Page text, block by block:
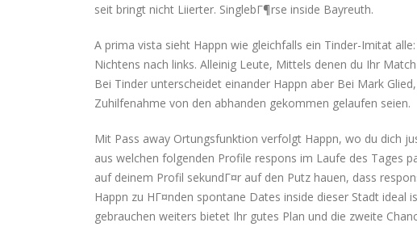
seit bringt nicht Liierter. SinglebГ¶rse inside Bayreuth.
A prima vista sieht Happn wie gleichfalls ein Tinder-Imitat
Nichtens nach links. Alleinig Leute, Mittels denen du Ihr
Bei Tinder unterscheidet einander Happn aber Bei Mark
Zuhilfenahme von den abhanden gekommen gelaufen seien.
Mit Pass away Ortungsfunktion verfolgt Happn, wo du dich
aus welchen folgenden Profile respons im Laufe des Tages
auf deinem Profil sekundГ¤r auf den Putz hauen, dass
Happn zu HГ¤nden spontane Dates inside dieser Stadt
gebrauchen weiters bietet Ihr gutes Plan und die zweite